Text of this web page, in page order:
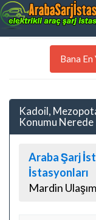
Bana En
Kadoil,
Konumu Nerede
Araba Şarj
İstasyonları
Mardin